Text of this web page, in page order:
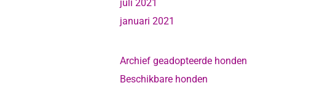
juli 2021
januari 2021
Archief geadopteerde honden
Beschikbare honden